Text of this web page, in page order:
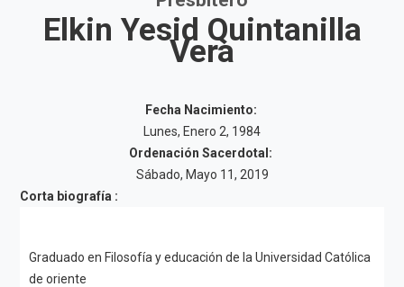
Elkin Yesid Quintanilla
Vera
Fecha Nacimiento:
Lunes, Enero 2, 1984
Ordenación Sacerdotal:
Sábado, Mayo 11, 2019
Corta biografía :
Graduado en Filosofía y educación de la Universidad Católica
de oriente